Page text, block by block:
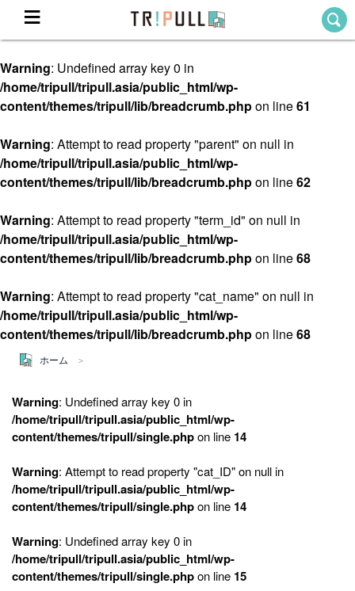
ホーム
Theme
テーマから探す
TRIPULLブログ
About
私たちについて
Warning: Undefined array key 0 in
/home/tripull/tripull.asia/public_html/wp-
content/themes/tripull/lib/breadcrumb.phpon line61
Warning: Attempt to read property "parent" on null in
/home/tripull/tripull.asia/public_html/wp-
content/themes/tripull/lib/breadcrumb.phpon line62
Warning: Attempt to read property "term_id" on null in
/home/tripull/tripull.asia/public_html/wp-
content/themes/tripull/lib/breadcrumb.phpon line68
Warning: Attempt to read property "cat_name" on null in
/home/tripull/tripull.asia/public_html/wp-
content/themes/tripull/lib/breadcrumb.phpon line68
ホーム
Warning: Undefined array key 0 in
/home/tripull/tripull.asia/public_html/wp-
content/themes/tripull/single.phpon line 14
Warning: Attempt to read property "cat_ID" on null in
/home/tripull/tripull.asia/public_html/wp-
content/themes/tripull/single.phpon line 14
Warning: Undefined array key 0 in
/home/tripull/tripull.asia/public_html/wp-
content/themes/tripull/single.phpon line 15